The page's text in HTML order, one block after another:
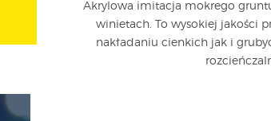
Akrylowa imitacja mokrego
winietach. To wysokiej jakości
nakładaniu cienkich jak i